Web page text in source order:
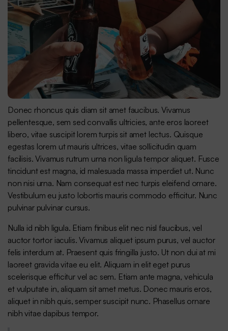
Donec rhoncus quis diam sit amet faucibus. Vivamus
pellentesque, sem sed convallis ultricies, ante eros laoreet
libero, vitae suscipit lorem turpis sit amet lectus. Quisque
egestas lorem ut mauris ultrices, vitae sollicitudin quam
facilisis. Vivamus rutrum urna non ligula tempor aliquet. Fusce
tincidunt est magna, id malesuada massa imperdiet ut. Nunc
non nisi urna. Nam consequat est nec turpis eleifend ornare.
Vestibulum eu justo lobortis mauris commodo efficitur. Nunc
pulvinar pulvinar cursus.
Nulla id nibh ligula. Etiam finibus elit nec nisl faucibus, vel
auctor tortor iaculis. Vivamus aliquet ipsum purus, vel auctor
felis interdum at. Praesent quis fringilla justo. Ut non dui at mi
laoreet gravida vitae eu elit. Aliquam in elit eget purus
scelerisque efficitur vel ac sem. Etiam ante magna, vehicula
et vulputate in, aliquam sit amet metus. Donec mauris eros,
aliquet in nibh quis, semper suscipit nunc. Phasellus ornare
nibh vitae dapibus tempor.